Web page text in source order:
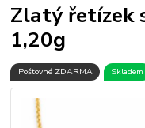
Zlatý řetízek
1,20g
Poštovné ZDARMA Skladem